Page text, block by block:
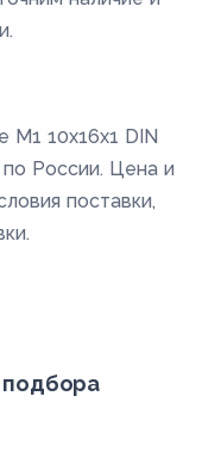
М1 10х16х1 DIN
по России. Цена и
поставки,